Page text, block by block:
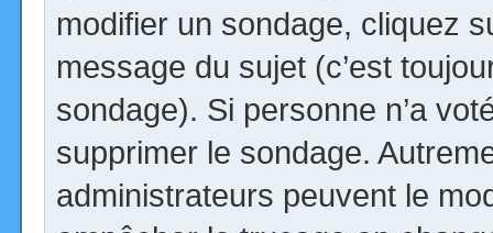
modifier un sondage, cliquez
message du sujet (c’est
sondage). Si personne n’a
supprimer le sondage.
administrateurs peuvent le